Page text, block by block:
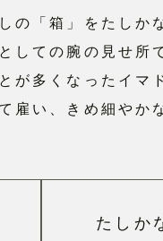
の「箱」をたし
しての腕の⾒せ所
が多くなったイマ
雇い、きめ細や
たしか